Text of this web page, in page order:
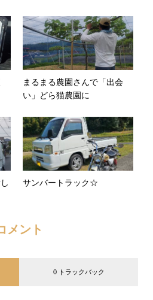
まるまる農園さんで「出会
い」どら猫農園に
サンバートラック☆
メント
0 トラックバック